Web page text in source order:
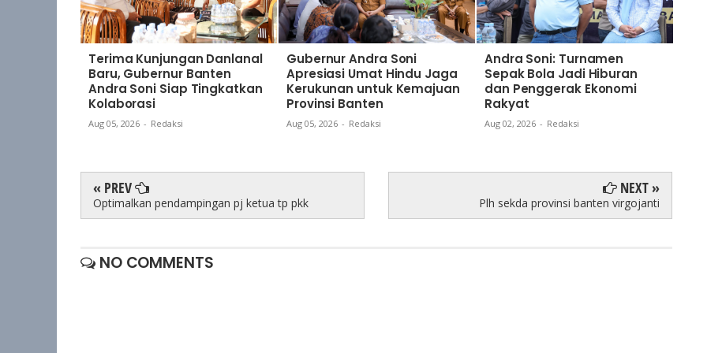
Terima Kunjungan Danlanal
Baru, Gubernur Banten
Andra Soni Siap Tingkatkan
Kolaborasi
Aug 05, 2026 - Redaksi
Gubernur Andra Soni
Apresiasi Umat Hindu Jaga
Kerukunan untuk Kemajuan
Provinsi Banten
Aug 05, 2026 - Redaksi
Andra Soni: Turnamen
Sepak Bola Jadi Hiburan
dan Penggerak Ekonomi
Rakyat
Aug 02, 2026 - Redaksi
« PREV
Optimalkan pendampingan pj ketua tp pkk
NEXT »
Plh sekda provinsi banten virgojanti
NO COMMENTS